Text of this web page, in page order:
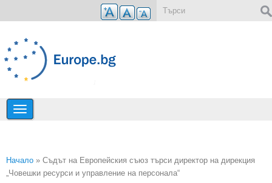
Премини към основното съдържание
Вие сте тук
Начало » Съдът на Европейския съюз търси директор на дирекция
„Човешки ресурси и управление на персонала“